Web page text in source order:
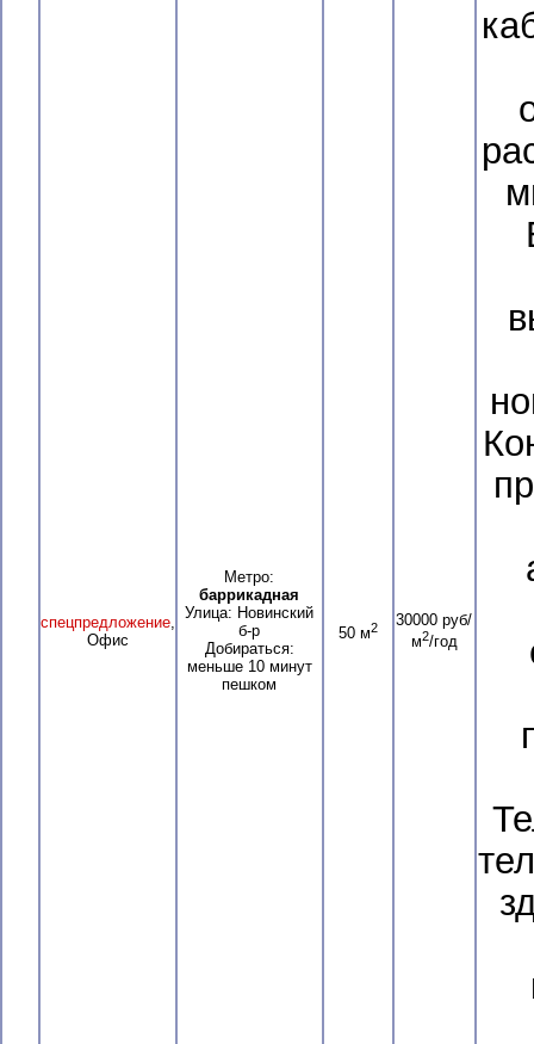
спецпредложение,
Офис
Метро:
баррикадная
Улица: Новинский
б-р
Добираться:
меньше 10 минут
пешком
50 м2
30000 руб/
м2/год